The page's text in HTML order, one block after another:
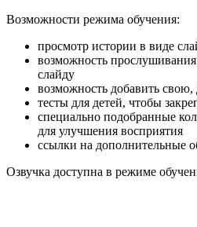
Возможности режима обучения:
просмотр истории в виде
возможность
слайду
возможность добавить свою,
тесты для детей, чтобы
специально подобранные
для улучшения восприятия
ссылки на дополнительные
Озвучка доступна в режиме